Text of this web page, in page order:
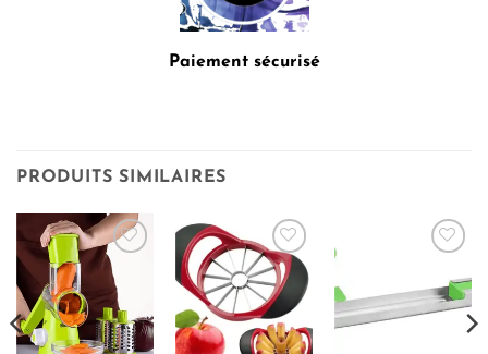
Paiement sécurisé
PRODUITS SIMILAIRES